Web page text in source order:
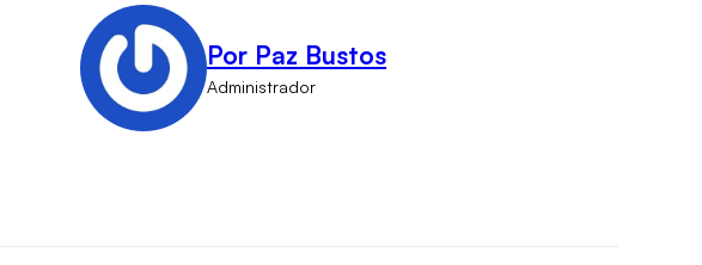
Por Paz Bustos
Administrador